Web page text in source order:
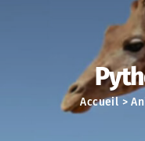
Accueil>